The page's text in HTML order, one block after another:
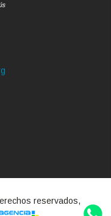
reservados,